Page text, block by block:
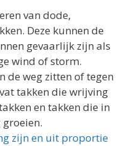
van dode,
Deze kunnen de
gevaarlijk zijn als
wind of storm.
de weg zitten of tegen
takken die wrijving
en takken die in
zijn en uit proportie